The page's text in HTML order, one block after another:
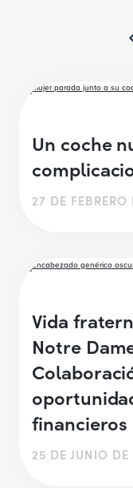
Un coche
27 DE FEBRERO
Vida
Notre
25 DE JUNIO